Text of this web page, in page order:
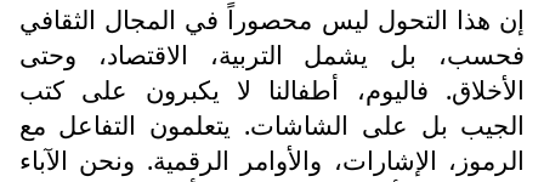
إن هذا التحول ليس محصوراً في المجال الثقافي
فحسب، بل يشمل التربية، الاقتصاد، وحتى
الأخلاق. فاليوم، أطفالنا لا يكبرون على كتب
الجيب بل على الشاشات. يتعلمون التفاعل مع
الرموز، الإشارات، والأوامر الرقمية. ونحن الآباء